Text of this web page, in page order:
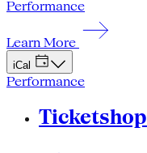
Performance
Learn More
iCal
Performance
Ticketshop